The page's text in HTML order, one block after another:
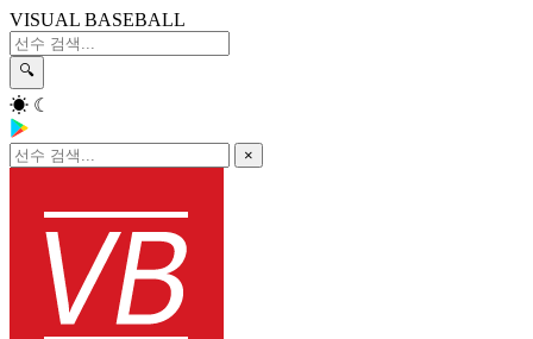
VISUAL BASEBALL
🔍
☀ ☾
×